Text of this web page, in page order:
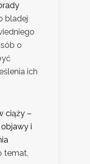
bladej
o
ich
ciąży –
i
temat,